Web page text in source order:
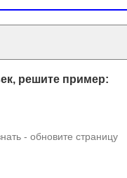
решите пример:
- обновите страницу